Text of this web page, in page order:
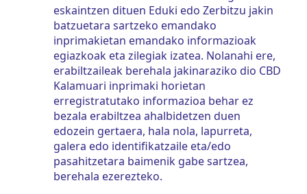
eskaintzen dituen Eduki edo Zerbitzu jakin
batzuetara sartzeko emandako
inprimakietan emandako informazioak
egiazkoak eta zilegiak izatea. Nolanahi ere,
erabiltzaileak berehala jakinaraziko dio CBD
Kalamuari inprimaki horietan
erregistratutako informazioa behar ez
bezala erabiltzea ahalbidetzen duen
edozein gertaera, hala nola, lapurreta,
galera edo identifikatzaile eta/edo
pasahitzetara baimenik gabe sartzea,
berehala ezerezteko.